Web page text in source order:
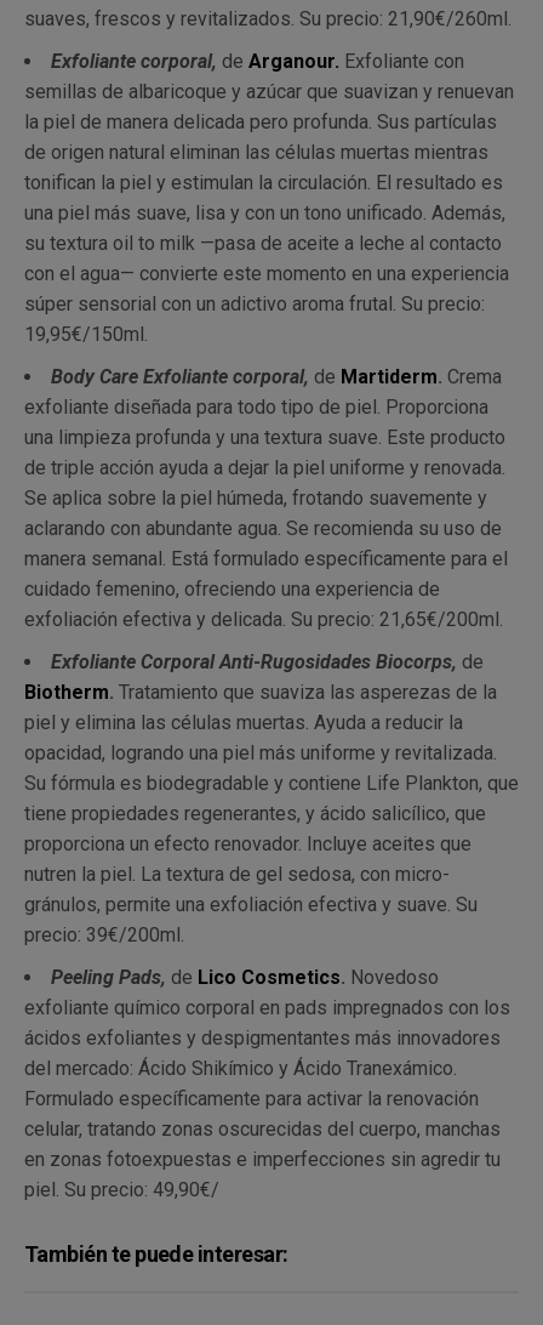
suaves, frescos y revitalizados. Su precio: 21,90€/260ml.
Exfoliante corporal, de Arganour. Exfoliante con
semillas de albaricoque y azúcar que suavizan y renuevan
la piel de manera delicada pero profunda. Sus partículas
de origen natural eliminan las células muertas mientras
tonifican la piel y estimulan la circulación. El resultado es
una piel más suave, lisa y con un tono unificado. Además,
su textura oil to milk —pasa de aceite a leche al contacto
con el agua— convierte este momento en una experiencia
súper sensorial con un adictivo aroma frutal. Su precio:
19,95€/150ml.
Body Care Exfoliante corporal, de Martiderm. Crema
exfoliante diseñada para todo tipo de piel. Proporciona
una limpieza profunda y una textura suave. Este producto
de triple acción ayuda a dejar la piel uniforme y renovada.
Se aplica sobre la piel húmeda, frotando suavemente y
aclarando con abundante agua. Se recomienda su uso de
manera semanal. Está formulado específicamente para el
cuidado femenino, ofreciendo una experiencia de
exfoliación efectiva y delicada. Su precio: 21,65€/200ml.
Exfoliante Corporal Anti-Rugosidades Biocorps, de
Biotherm. Tratamiento que suaviza las asperezas de la
piel y elimina las células muertas. Ayuda a reducir la
opacidad, logrando una piel más uniforme y revitalizada.
Su fórmula es biodegradable y contiene Life Plankton, que
tiene propiedades regenerantes, y ácido salicílico, que
proporciona un efecto renovador. Incluye aceites que
nutren la piel. La textura de gel sedosa, con micro-
gránulos, permite una exfoliación efectiva y suave. Su
precio: 39€/200ml.
Peeling Pads, de Lico Cosmetics. Novedoso
exfoliante químico corporal en pads impregnados con los
ácidos exfoliantes y despigmentantes más innovadores
del mercado: Ácido Shikímico y Ácido Tranexámico.
Formulado específicamente para activar la renovación
celular, tratando zonas oscurecidas del cuerpo, manchas
en zonas fotoexpuestas e imperfecciones sin agredir tu
piel. Su precio: 49,90€/
También te puede interesar: